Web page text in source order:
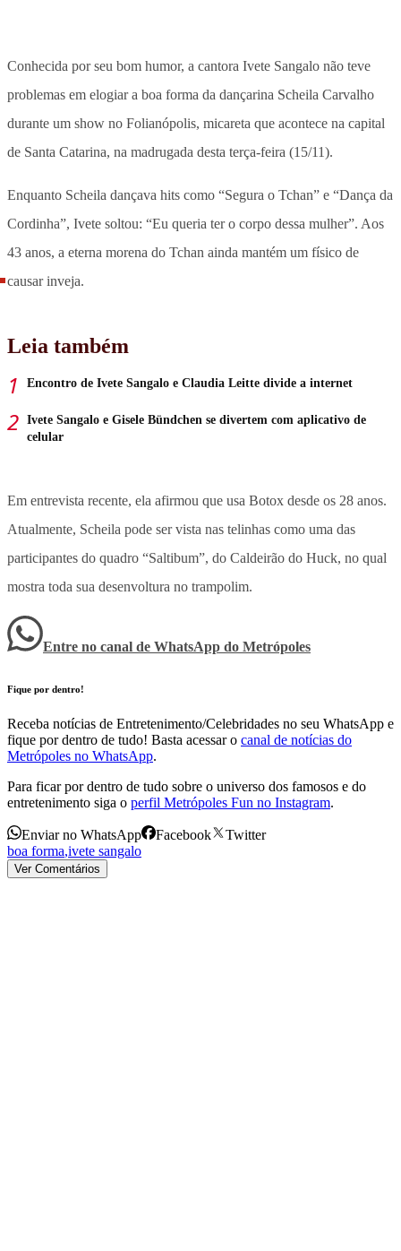
Conhecida por seu bom humor, a cantora Ivete Sangalo não teve
problemas em elogiar a boa forma da dançarina Scheila Carvalho
durante um show no Folianópolis, micareta que acontece na capital
de Santa Catarina, na madrugada desta terça-feira (15/11).
Enquanto Scheila dançava hits como “Segura o Tchan” e “Dança da
Cordinha”, Ivete soltou: “Eu queria ter o corpo dessa mulher”. Aos
43 anos, a eterna morena do Tchan ainda mantém um físico de
causar inveja.
Leia também
Encontro de Ivete Sangalo e Claudia Leitte divide a internet
Ivete Sangalo e Gisele Bündchen se divertem com aplicativo de
celular
Em entrevista recente, ela afirmou que usa Botox desde os 28 anos.
Atualmente, Scheila pode ser vista nas telinhas como uma das
participantes do quadro “Saltibum”, do Caldeirão do Huck, no qual
mostra toda sua desenvoltura no trampolim.
Entre no canal de WhatsApp do Metrópoles
Fique por dentro!
Receba notícias de Entretenimento/Celebridades no seu WhatsApp e
fique por dentro de tudo! Basta acessar o canal de notícias do
Metrópoles no WhatsApp.
Para ficar por dentro de tudo sobre o universo dos famosos e do
entretenimento siga o perfil Metrópoles Fun no Instagram.
Enviar no WhatsApp Facebook
Twitter
boa forma,ivete sangalo
Ver Comentários